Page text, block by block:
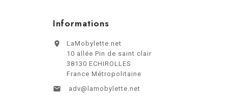
Informations

LaMobylette.net
10 allée Pin de saint clair
38130 ECHIROLLES
France Métropolitaine
 adv@lamobylette.net